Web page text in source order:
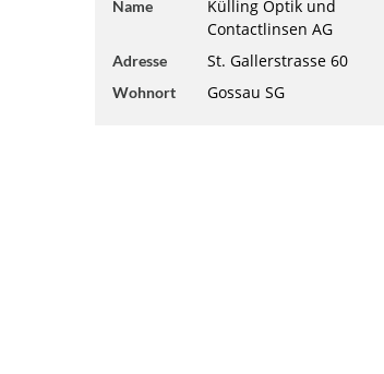
Name
Külling Optik und
Contactlinsen AG
Adresse St. Gallerstrasse 60
Wohnort Gossau SG